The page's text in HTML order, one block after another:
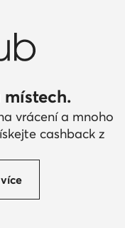
vrácení a mnoho
cashback z